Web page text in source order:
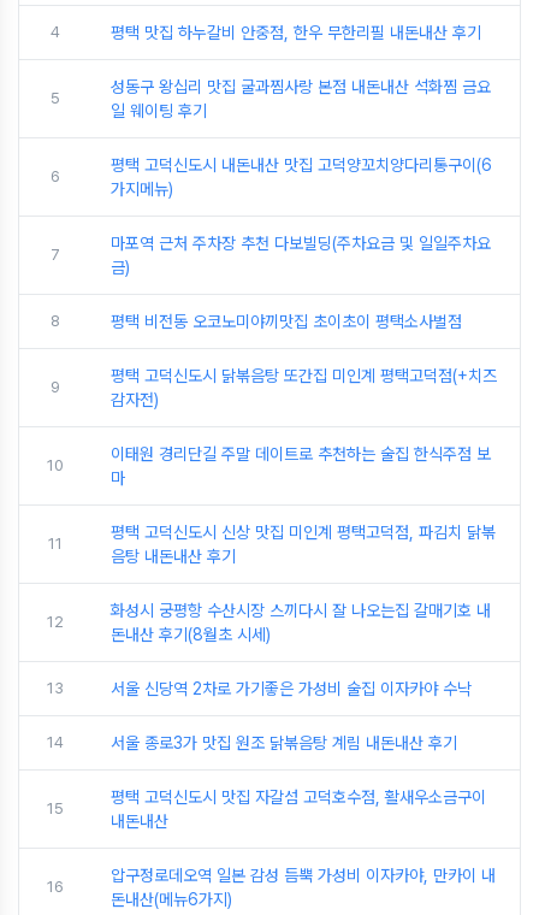
4 평택 맛집 하누갈비 안중점, 한우 무한리필 내돈내산 후기
5
성동구 왕십리 맛집 굴과찜사랑 본점 내돈내산 석화찜 금요
일 웨이팅 후기
6
평택 고덕신도시 내돈내산 맛집 고덕양꼬치양다리통구이(6
가지메뉴)
7
마포역 근처 주차장 추천 다보빌딩(주차요금 및 일일주차요
금)
8 평택 비전동 오코노미야끼맛집 초이초이 평택소사벌점
9
평택 고덕신도시 닭볶음탕 또간집 미인계 평택고덕점(+치즈
감자전)
10
이태원 경리단길 주말 데이트로 추천하는 술집 한식주점 보
마
11
평택 고덕신도시 신상 맛집 미인계 평택고덕점, 파김치 닭볶
음탕 내돈내산 후기
12
화성시 궁평항 수산시장 스끼다시 잘 나오는집 갈매기호 내
돈내산 후기(8월초 시세)
13 서울 신당역 2차로 가기좋은 가성비 술집 이자카야 수낙
14 서울 종로3가 맛집 원조 닭볶음탕 계림 내돈내산 후기
15
평택 고덕신도시 맛집 자갈섬 고덕호수점, 활새우소금구이
내돈내산
16
압구정로데오역 일본 감성 듬뿍 가성비 이자카야, 만카이 내
돈내산(메뉴6가지)